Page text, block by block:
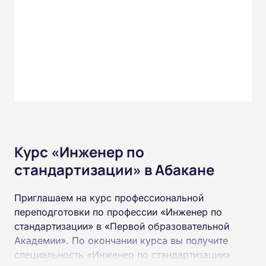
Курс «Инженер по
стандартизации» в Абакане
Приглашаем на курс профессиональной
переподготовки по профессии «Инженер по
стандартизации» в «Первой образовательной
Академии». По окончании курса вы получите
специальность «Инженер по стандартизации»